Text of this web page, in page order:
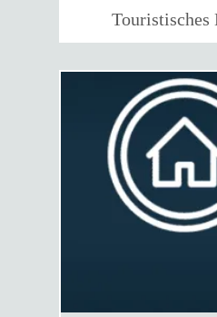
Touristisches